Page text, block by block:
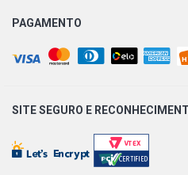
PAGAMENTO
SITE SEGURO E